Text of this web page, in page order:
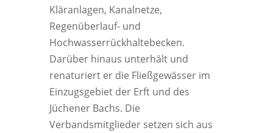
Kläranlagen, Kanalnetze,
Regenüberlauf- und
Hochwasserrückhaltebecken.
Darüber hinaus unterhält und
renaturiert er die Fließgewässer im
Einzugsgebiet der Erft und des
Jüchener Bachs. Die
Verbandsmitglieder setzen sich aus